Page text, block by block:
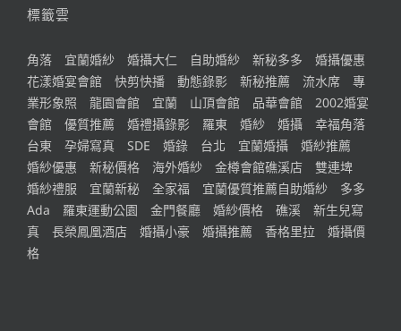
標籤雲
角落 宜蘭婚紗 婚攝大仁 自助婚紗 新秘多多
婚攝優惠
花漾婚宴會館
快剪快播 動態錄影 新秘推薦 流水席
專
業形象照
龍園會館 宜蘭 山頂會館 品華會館
2002婚宴
會館
優質推薦 婚禮攝錄影 羅東 婚紗 婚攝
幸福角落
台東
孕婦寫真 SDE 婚錄 台北 宜蘭婚攝
婚紗推薦
婚紗優惠
新秘價格 海外婚紗 金樽會館礁溪店
雙連埤
婚紗禮服
宜蘭新秘 全家福 宜蘭優質推薦自助婚紗
多多
Ada
羅東運動公園 金門餐廳 婚紗價格 礁溪
新生兒寫
真
長榮鳳凰酒店 婚攝小豪 婚攝推薦 香格里拉
婚攝價
格